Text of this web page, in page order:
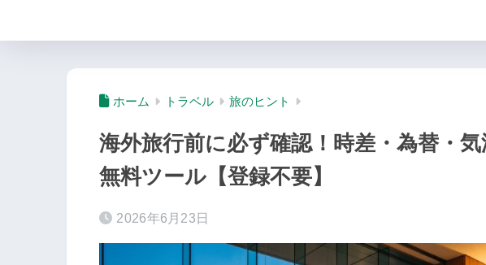
ホーム トラベル 旅のヒント
海外旅行前に必ず確認！時差・為替・
無料ツール【登録不要】
2026年6月23日